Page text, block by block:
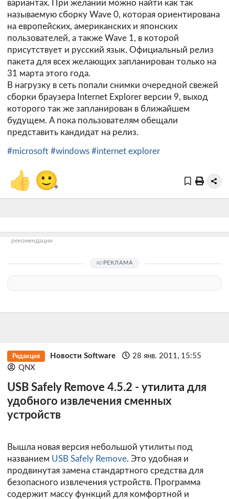
вариантах. При желании можно найти как так
называемую сборку Wave 0, которая ориентирована
на европейских, американских и японских
пользователей, а также Wave 1, в которой
присутствует и русский язык. Официальный релиз
пакета для всех желающих запланирован только на
31 марта этого года.
В нагрузку в сеть попали снимки очередной свежей
сборки браузера Internet Explorer версии 9, выход
которого так же запланирован в ближайшем
будущем. А пока пользователям обещали
представить кандидат на релиз.
#microsoft #windows #internet explorer
👍 🙂+
рекомендации
РЕКЛАМА
Редакция Новости Software
28 янв. 2011, 15:55
QNX
USB Safely Remove 4.5.2 - утилита для
удобного извлечения сменных
устройств
Вышла новая версия небольшой утилиты под
названием USB Safely Remove. Это удобная и
продвинутая замена стандартного средства для
безопасного извлечения устройств. Программа
содержит массу функций для комфортной и